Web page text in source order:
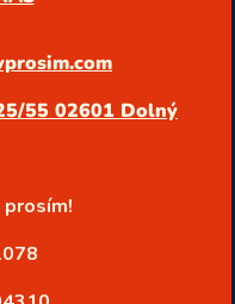
55 02601 Dolný